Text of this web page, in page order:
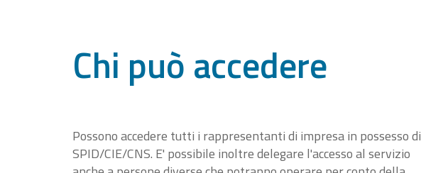
Chi può accedere
Possono accedere tutti i rappresentanti di impresa in possesso di
SPID/CIE/CNS. E' possibile inoltre delegare l'accesso al servizio